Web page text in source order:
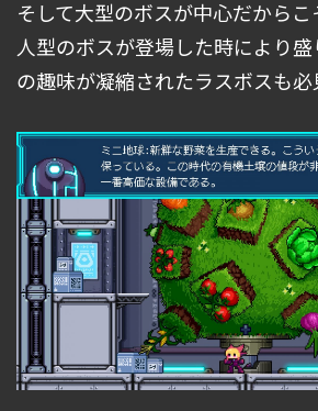
そして大型のボスが中心だから
人型のボスが登場した時により
の趣味が凝縮されたラスボスも必